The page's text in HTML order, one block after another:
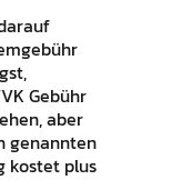
Gebühr
aber
genannten
kostet plus